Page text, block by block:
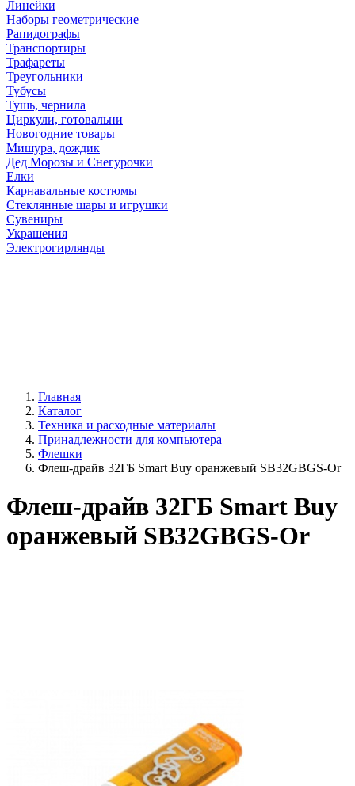
Линейки
Наборы геометрические
Рапидографы
Транспортиры
Трафареты
Треугольники
Тубусы
Тушь, чернила
Циркули, готовальни
Новогодние товары
Мишура, дождик
Дед Морозы и Снегурочки
Елки
Карнавальные костюмы
Стеклянные шары и игрушки
Сувениры
Украшения
Электрогирлянды
Главная
Каталог
Техника и расходные материалы
Принадлежности для компьютера
Флешки
Флеш-драйв 32ГБ Smart Buy оранжевый SB32GBGS-Or
Флеш-драйв 32ГБ Smart Buy
оранжевый SB32GBGS-Or